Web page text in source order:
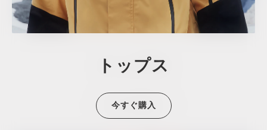
トップス
今すぐ購入